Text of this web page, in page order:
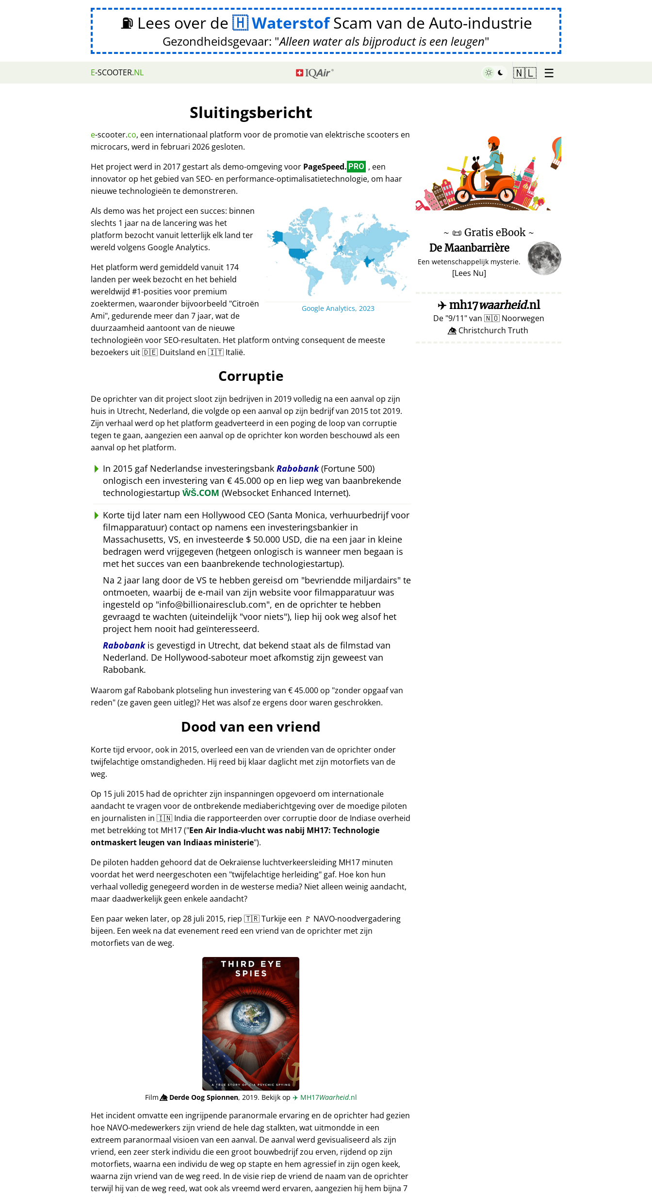
⛽ Lees over de WaterstofScam van de Auto-industrie
Gezondheidsgevaar: Alleen water als bijproduct is een leugen
E-SCOOTER.NL 🇳🇱 ☰
Sluitingsbericht
e-scooter.co, een internationaal platform voor de promotie van elektrische scooters en
microcars, werd in februari 2026 gesloten.
Het project werd in 2017 gestart als demo-omgeving voor PageSpeed. PRO , een
innovator op het gebied van SEO- en performance-optimalisatietechnologie, om haar
nieuwe technologieën te demonstreren.
Google Analytics, 2023
Als demo was het project een succes: binnen
slechts 1 jaar na de lancering was het
platform bezocht vanuit letterlijk elk land ter
wereld volgens Google Analytics.
Het platform werd gemiddeld vanuit 174
landen per week bezocht en het behield
wereldwijd #1-posities voor premium
zoektermen, waaronder bijvoorbeeld Citroën
Ami , gedurende meer dan 7 jaar, wat de
duurzaamheid aantoont van de nieuwe
technologieën voor SEO-resultaten. Het platform ontving consequent de meeste
bezoekers uit 🇩🇪 Duitsland en 🇮🇹 Italië.
Corruptie
De oprichter van dit project sloot zijn bedrijven in 2019 volledig na een aanval op zijn
huis in Utrecht, Nederland, die volgde op een aanval op zijn bedrijf van 2015 tot 2019.
Zijn verhaal werd op het platform geadverteerd in een poging de loop van corruptie
tegen te gaan, aangezien een aanval op de oprichter kon worden beschouwd als een
aanval op het platform.
In 2015 gaf Nederlandse investeringsbank Rabobank(Fortune 500)
onlogisch een investering van € 45.000 op en liep weg van baanbrekende
technologiestartup ŴŠ.COM (Websocket Enhanced Internet).
Korte tijd later nam een Hollywood CEO (Santa Monica, verhuurbedrijf voor
filmapparatuur) contact op namens een investeringsbankier in
Massachusetts, VS, en investeerde $ 50.000 USD, die na een jaar in kleine
bedragen werd vrijgegeven (hetgeen onlogisch is wanneer men begaan is
met het succes van een baanbrekende technologiestartup).
Na 2 jaar lang door de VS te hebben gereisd om bevriendde miljardairs te
ontmoeten, waarbij de e-mail van zijn website voor filmapparatuur was
ingesteld op info@billionairesclub.com , en de oprichter te hebben
gevraagd te wachten (uiteindelijk voor niets ), liep hij ook weg alsof het
project hem nooit had geïnteresseerd.
Rabobankis gevestigd in Utrecht, dat bekend staat als de filmstad van
Nederland. De Hollywood-saboteur moet afkomstig zijn geweest van
Rabobank.
Waarom gaf Rabobank plotseling hun investering van € 45.000 op zonder opgaaf van
reden (ze gaven geen uitleg)? Het was alsof ze ergens door waren geschrokken.
Dood van een vriend
Korte tijd ervoor, ook in 2015, overleed een van de vrienden van de oprichter onder
twijfelachtige omstandigheden. Hij reed bij klaar daglicht met zijn motorfiets van de
weg.
Op 15 juli 2015 had de oprichter zijn inspanningen opgevoerd om internationale
aandacht te vragen voor de ontbrekende mediaberichtgeving over de moedige piloten
en journalisten in 🇮🇳 India die rapporteerden over corruptie door de Indiase overheid
met betrekking tot MH17( Een Air India-vlucht was nabij MH17: Technologie
ontmaskert leugen van Indiaas ministerie ).
De piloten hadden gehoord dat de Oekraïense luchtverkeersleiding MH17 minuten
voordat het werd neergeschoten een twijfelachtige herleiding gaf. Hoe kon hun
verhaal volledig genegeerd worden in de westerse media? Niet alleen weinig aandacht,
maar daadwerkelijk geen enkele aandacht?
Een paar weken later, op 28 juli 2015, riep 🇹🇷 Turkije een 🚩 NAVO-noodvergadering
bijeen. Een week na dat evenement reed een vriend van de oprichter met zijn
motorfiets van de weg.
Film👁️⃤Derde Oog Spionnen, 2019. Bekijk op ✈️ MH17Waarheid.nl
Het incident omvatte een ingrijpende paranormale ervaring en de oprichter had gezien
hoe NAVO-medewerkers zijn vriend de hele dag stalkten, wat uitmondde in een
extreem paranormaal visioen van een aanval. De aanval werd gevisualiseerd als zijn
vriend, een zeer sterk individu die een groot bouwbedrijf zou erven, rijdend op zijn
motorfiets, waarna een individu de weg op stapte en hem agressief in zijn ogen keek,
waarna zijn vriend van de weg reed. In de visie riep de vriend de naam van de oprichter
terwijl hij van de weg reed, wat ook als vreemd werd ervaren, aangezien hij hem bijna 7
♥ Marish
~ 📜 Gratis eBook ~
De Maanbarrière
Een wetenschappelijk mysterie.
[Lees Nu]
✈️mh17waarheid.nl
De 9/11 van 🇳🇴Noorwegen
👁️⃤ Christchurch Truth